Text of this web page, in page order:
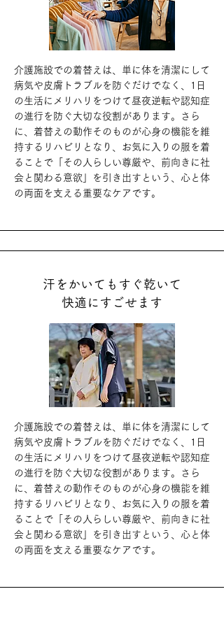
介護施設での着替えは、単に体を清潔にして
病気や皮膚トラブルを防ぐだけでなく、1日
の生活にメリハリをつけて昼夜逆転や認知症
の進行を防ぐ大切な役割があります。さら
に、着替えの動作そのものが心身の機能を維
持するリハビリとなり、お気に入りの服を着
ることで「その人らしい尊厳や、前向きに社
会と関わる意欲」を引き出すという、心と体
の両面を支える重要なケアです。
汗をかいてもすぐ乾いて
快適にすごせます
介護施設での着替えは、単に体を清潔にして
病気や皮膚トラブルを防ぐだけでなく、1日
の生活にメリハリをつけて昼夜逆転や認知症
の進行を防ぐ大切な役割があります。さら
に、着替えの動作そのものが心身の機能を維
持するリハビリとなり、お気に入りの服を着
ることで「その人らしい尊厳や、前向きに社
会と関わる意欲」を引き出すという、心と体
の両面を支える重要なケアです。